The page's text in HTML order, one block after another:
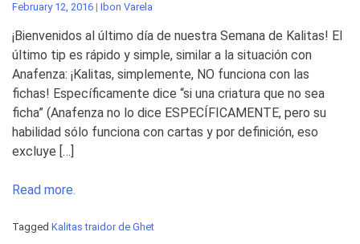
February 12, 2016 | Ibon Varela
¡Bienvenidos al último día de nuestra Semana de Kalitas! El
último tip es rápido y simple, similar a la situación con
Anafenza: ¡Kalitas, simplemente, NO funciona con las
fichas! Específicamente dice “si una criatura que no sea
ficha” (Anafenza no lo dice ESPECÍFICAMENTE, pero su
habilidad sólo funciona con cartas y por definición, eso
excluye […]
Read more.
Tagged Kalitas traidor de Ghet